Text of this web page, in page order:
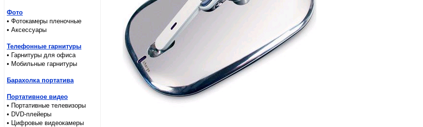
Фото
• Фотокамеры пленочные
• Аксессуары
Телефонные гарнитуры
• Гарнитуры для офиса
• Мобильные гарнитуры
Барахолка портатива
Портативное видео
• Портативные телевизоры
• DVD-плейеры
• Цифровые видеокамеры